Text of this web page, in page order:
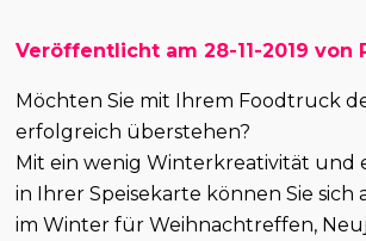
Veröffentlicht am 28-11-2019 von
Möchten Sie mit Ihrem Foodtruck
erfolgreich überstehen?
Mit ein wenig Winterkreativität und
in Ihrer Speisekarte können Sie sich
im Winter für Weihnachtreffen,